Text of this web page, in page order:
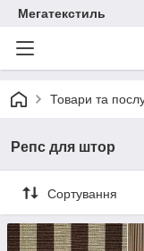
Мегатекстиль
Товари та
Репс для штор
Сортування